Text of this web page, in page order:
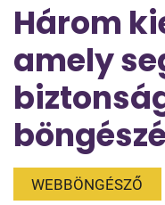
Három
amely
WEBBÖNGÉSZŐ